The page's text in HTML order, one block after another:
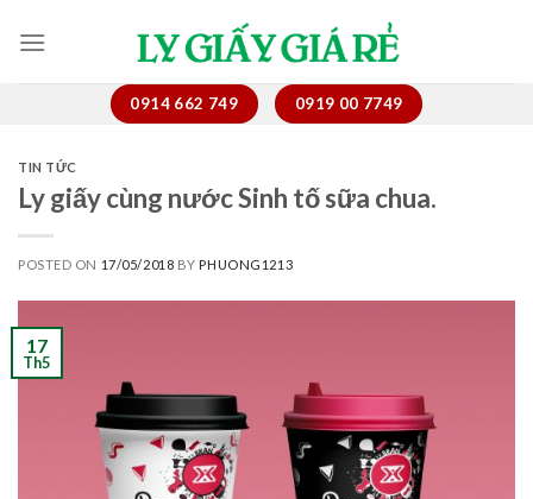
0914 662 749 0919 00 7749
TIN TỨC
Ly giấy cùng nước Sinh tố sữa chua.
POSTED ON 17/05/2018 BYPHUONG1213
17
Th5